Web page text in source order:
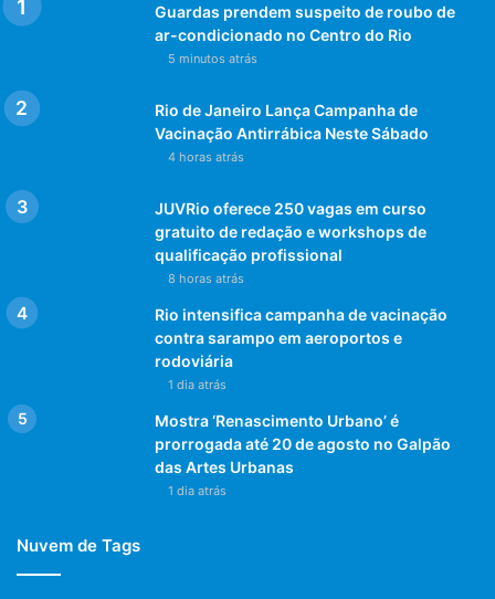
Guardas prendem suspeito de roubo de
ar-condicionado no Centro do Rio
5 minutos atrás
Rio de Janeiro Lança Campanha de
Vacinação Antirrábica Neste Sábado
4 horas atrás
JUVRio oferece 250 vagas em curso
gratuito de redação e workshops de
qualificação profissional
8 horas atrás
Rio intensifica campanha de vacinação
contra sarampo em aeroportos e
rodoviária
1 dia atrás
Mostra ‘Renascimento Urbano’ é
prorrogada até 20 de agosto no Galpão
das Artes Urbanas
1 dia atrás
Nuvem de Tags